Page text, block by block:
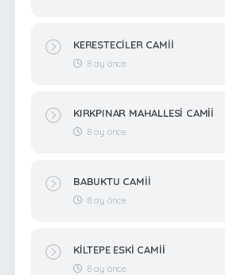
KERESTECİLER CAMİİ
8 ay önce
KIRKPINAR MAHALLESİ CAMİİ
8 ay önce
BABUKTU CAMİİ
8 ay önce
KİLTEPE ESKİ CAMİİ
8 ay önce